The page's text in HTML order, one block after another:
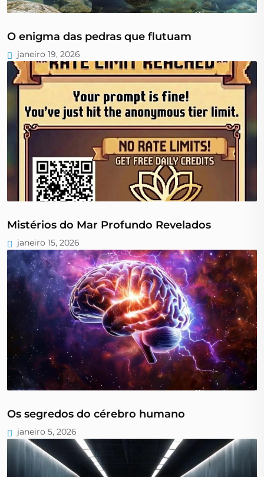
O enigma das pedras que flutuam
janeiro 19, 2026
Mistérios do Mar Profundo Revelados
janeiro 15, 2026
Os segredos do cérebro humano
janeiro 5, 2026